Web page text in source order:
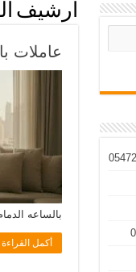
أرشيف
عاملات
بالساعه
أكمل